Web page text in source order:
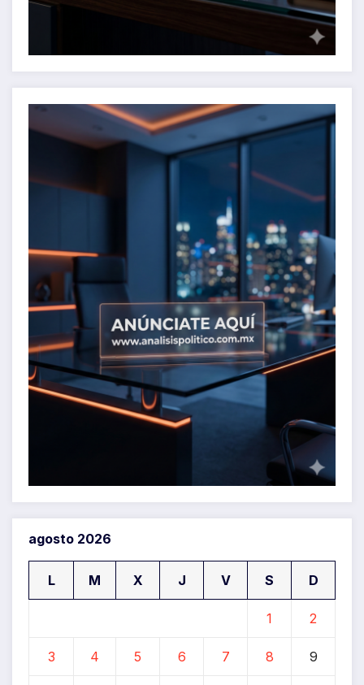
agosto 2026
L M X J V S D
1 2
3 4 5 6 7 8 9